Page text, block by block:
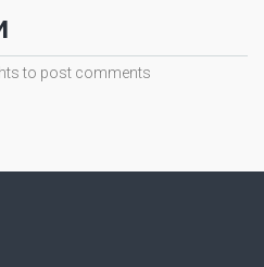
to post comments